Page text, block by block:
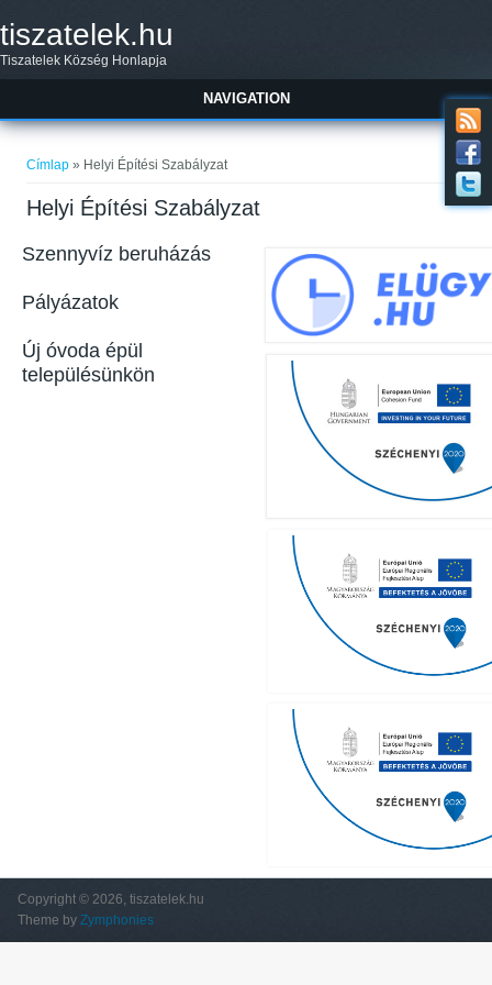
tiszatelek.hu
Tiszatelek Község Honlapja
NAVIGATION
Jelenlegi hely
Címlap » Helyi Építési Szabályzat
Helyi Építési Szabályzat
Szennyvíz beruházás
Pályázatok
Új óvoda épül
településünkön
Copyright © 2026, tiszatelek.hu
Theme by Zymphonies